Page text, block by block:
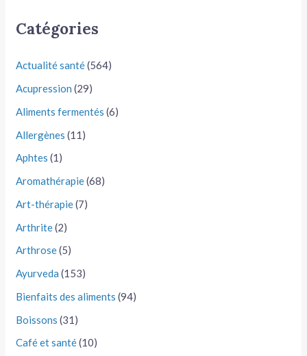
Catégories
Actualité santé(564)
Acupression (29)
Aliments fermentés (6)
Allergènes (11)
Aphtes (1)
Aromathérapie(68)
Art-thérapie(7)
Arthrite(2)
Arthrose(5)
Ayurveda (153)
Bienfaits des aliments (94)
Boissons (31)
Café et santé(10)